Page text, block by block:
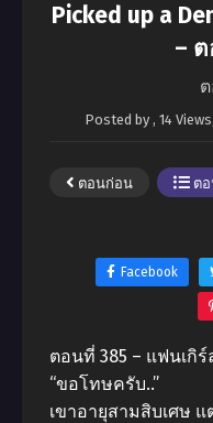
Picked up a
–
Posted by , 14 Views
ตอนก่อน ต
Facebook
ตอนที่ 385 – แฟนเกิ
“ขอโทษครับ..”
เขาอายุสามสิบเศษ